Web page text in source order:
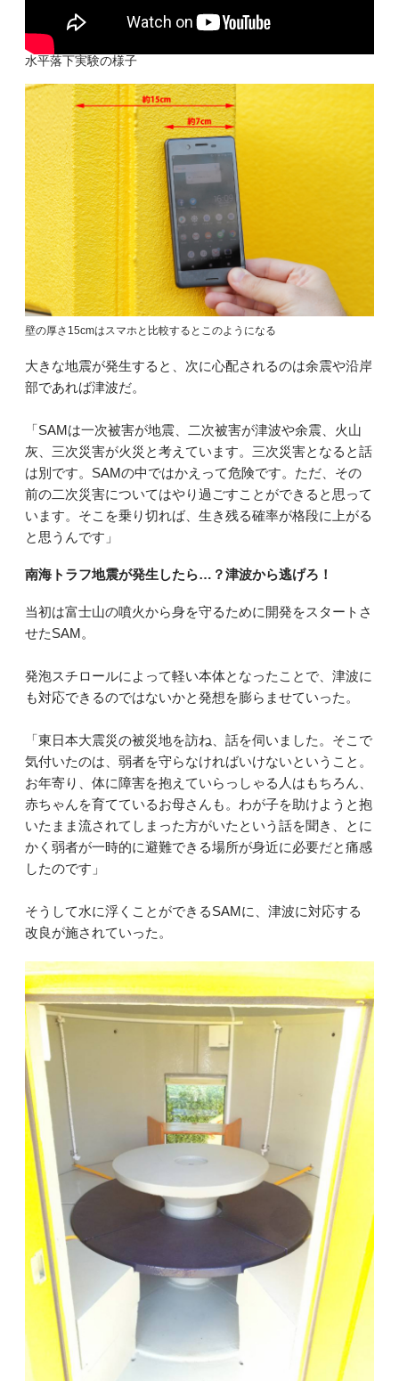
水平落下実験の様子
壁の厚さ15cmはスマホと比較するとこのようになる
大きな地震が発生すると、次に心配されるのは余震や沿岸
部であれば津波だ。
「SAMは一次被害が地震、二次被害が津波や余震、火山
灰、三次災害が火災と考えています。三次災害となると話
は別です。SAMの中ではかえって危険です。ただ、その
前の二次災害についてはやり過ごすことができると思って
います。そこを乗り切れば、生き残る確率が格段に上がる
と思うんです」
南海トラフ地震が発生したら…？津波から逃げろ！
当初は富士山の噴火から身を守るために開発をスタートさ
せたSAM。
発泡スチロールによって軽い本体となったことで、津波に
も対応できるのではないかと発想を膨らませていった。
「東日本大震災の被災地を訪ね、話を伺いました。そこで
気付いたのは、弱者を守らなければいけないということ。
お年寄り、体に障害を抱えていらっしゃる人はもちろん、
赤ちゃんを育てているお母さんも。わが子を助けようと抱
いたまま流されてしまった方がいたという話を聞き、とに
かく弱者が一時的に避難できる場所が身近に必要だと痛感
したのです」
そうして水に浮くことができるSAMに、津波に対応する
改良が施されていった。